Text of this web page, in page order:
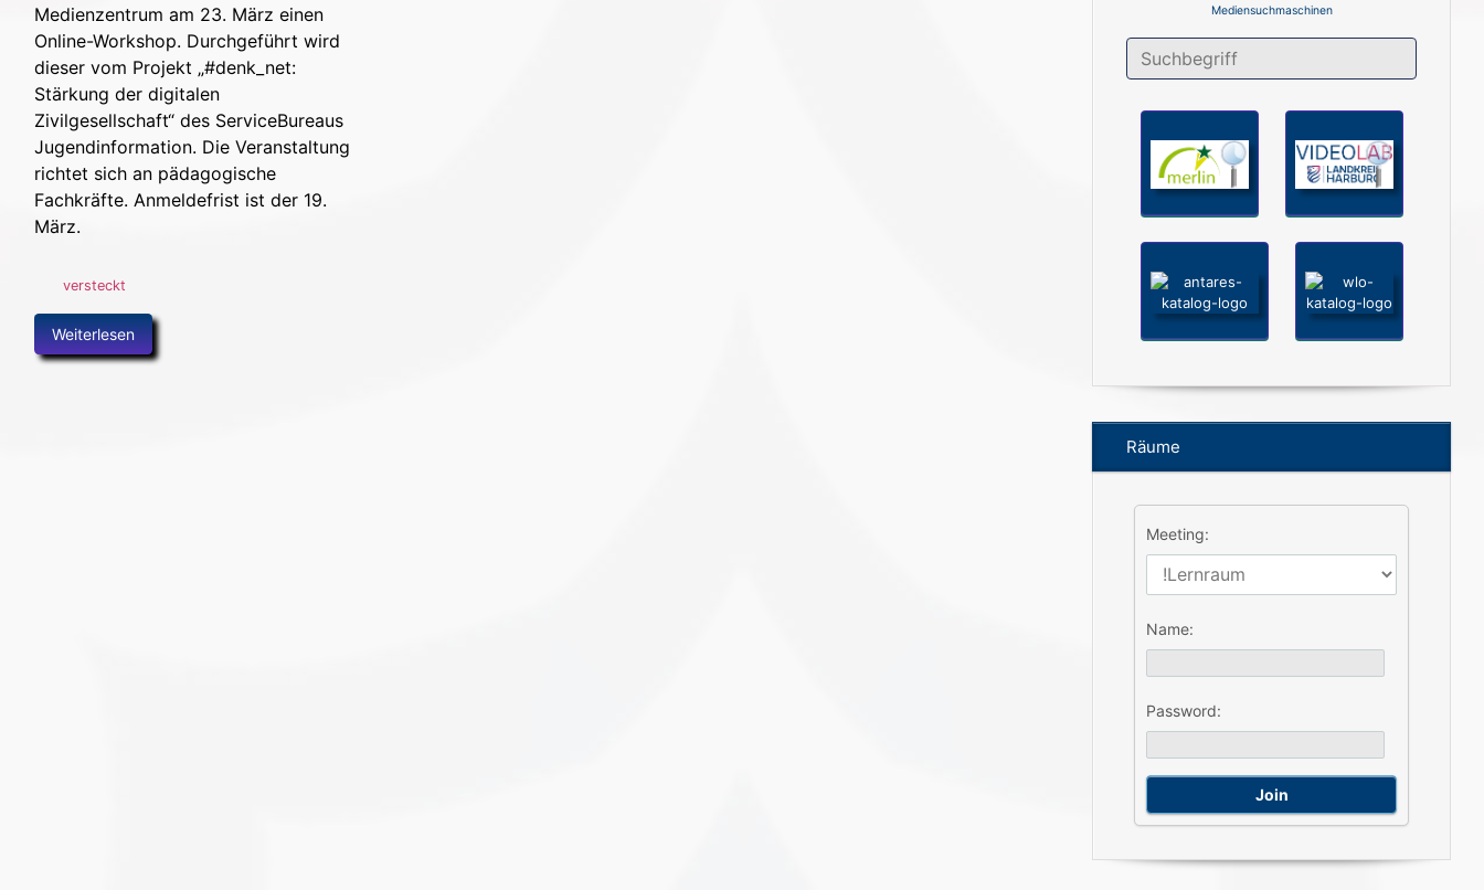
Medienzentrum am 23. März einen
Online-Workshop. Durchgeführt wird
dieser vom Projekt „#denk_net:
Stärkung der digitalen
Zivilgesellschaft“ des ServiceBureaus
Jugendinformation. Die Veranstaltung
richtet sich an pädagogische
Fachkräfte. Anmeldefrist ist der 19.
März.
versteckt
Weiterlesen
Mediensuchmaschinen
Räume
Meeting:
Name:
Password: